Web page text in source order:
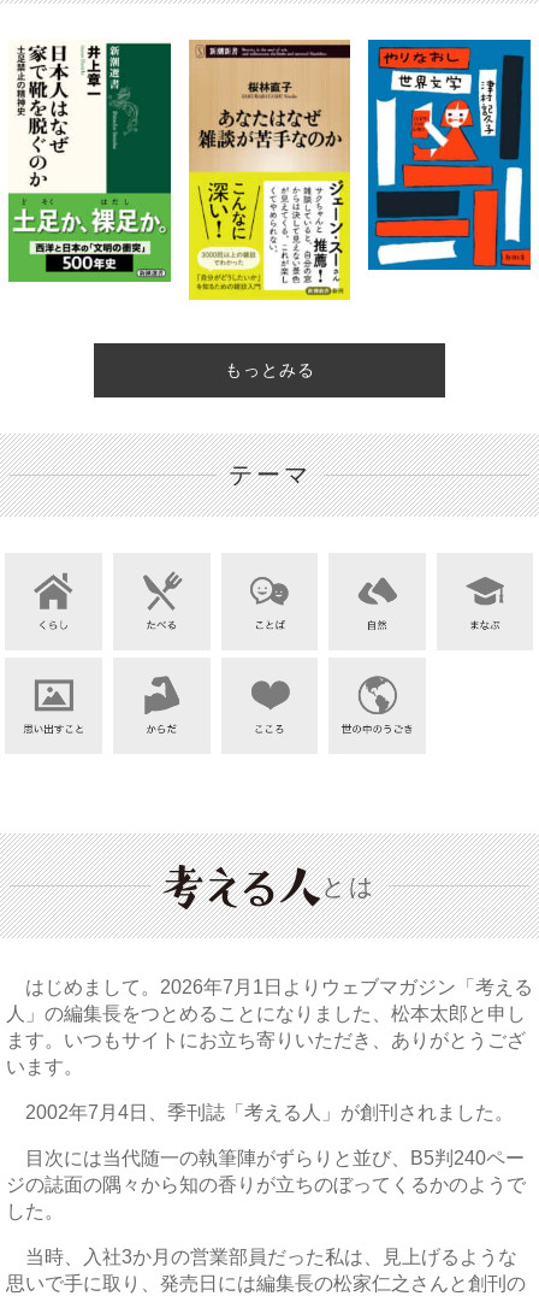
もっとみる
テーマ
とは
はじめまして。2026年7月1日よりウェブマガジン「考える
人」の編集長をつとめることになりました、松本太郎と申し
ます。いつもサイトにお立ち寄りいただき、ありがとうござ
います。
2002年7月4日、季刊誌「考える人」が創刊されました。
目次には当代随一の執筆陣がずらりと並び、B5判240ペー
ジの誌面の隅々から知の香りが立ちのぼってくるかのようで
した。
当時、入社3か月の営業部員だった私は、見上げるような
思いで手に取り、発売日には編集長の松家仁之さんと創刊の